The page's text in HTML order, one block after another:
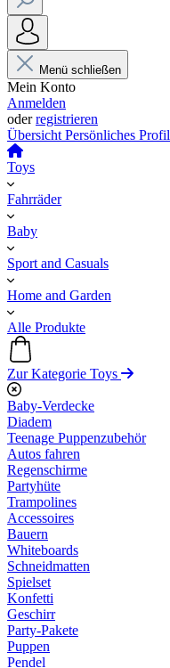
Menü schließen
Mein Konto
Anmelden
oderregistrieren
Übersicht Persönliches Profil
Toys
Fahrräder
Baby
Sport and Casuals
Home and Garden
Alle Produkte
Zur Kategorie Toys
Baby-Verdecke
Diadem
Teenage Puppenzubehör
Autos fahren
Regenschirme
Partyhüte
Trampolines
Accessoires
Bauern
Whiteboards
Schneidmatten
Spielset
Konfetti
Geschirr
Party-Pakete
Puppen
Pendel